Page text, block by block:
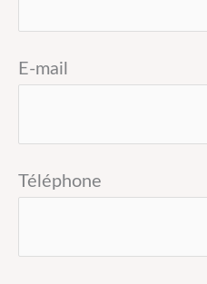
E-mail
Téléphone